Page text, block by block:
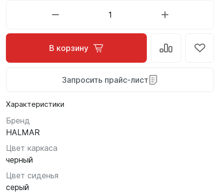
Характеристики
Бренд
HALMAR
Цвет каркаса
черный
Цвет сиденья
серый
В корзину
Запросить прайс-лист